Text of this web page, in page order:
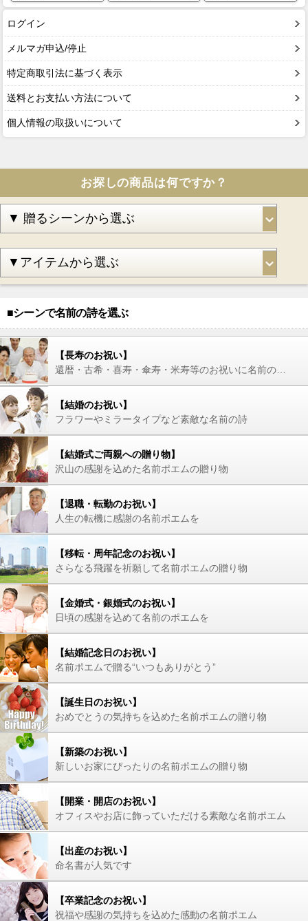
ログイン
メルマガ申込/停止
特定商取引法に基づく表示
送料とお支払い方法について
個人情報の取扱いについて
お探しの商品は何ですか？
■シーンで名前の詩を選ぶ
【長寿のお祝い】
【結婚のお祝い】
フラワーやミラータイプなど素敵な名前の詩
【結婚式ご両親への贈り物】
沢山の感謝を込めた名前ポエムの贈り物
【退職・転勤のお祝い】
人生の転機に感謝の名前ポエムを
【移転・周年記念のお祝い】
さらなる飛躍を祈願して名前ポエムの贈り物
【金婚式・銀婚式のお祝い】
日頃の感謝を込めて名前のポエムを
【結婚記念日のお祝い】
名前ポエムで贈る“いつもありがとう”
【誕生日のお祝い】
おめでとうの気持ちを込めた名前ポエムの贈り物
【新築のお祝い】
新しいお家にぴったりの名前ポエムの贈り物
【開業・開店のお祝い】
オフィスやお店に飾っていただける素敵な名前ポエム
【出産のお祝い】
命名書が人気です
【卒業記念のお祝い】
祝福や感謝の気持ちを込めた感動の名前ポエム